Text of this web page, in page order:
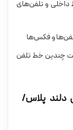
داخلی و تلفن‌های
و فکس‌ها
چندین خط تلفن
دلند پلاس/